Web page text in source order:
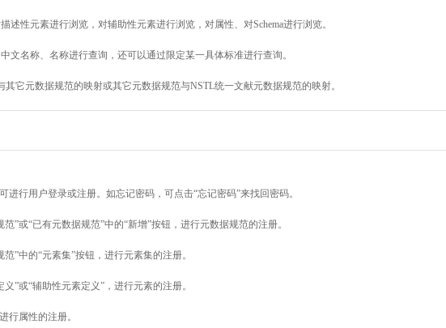
述性元素进行浏览，对辅助性元素进行浏览，对属性、对Schema进行浏览。
文名称、名称进行查询，还可以通过限定某一具体标准进行查询。
它元数据规范的映射或其它元数据规范与NSTL统一文献元数据规范的映射。
进行用户登录或注册。如忘记密码，可点击“忘记密码”来找回密码。
”或“已有元数据规范”中的“新增”按钮，进行元数据规范的注册。
”中的“元素集”按钮，进行元素集的注册。
”或“辅助性元素定义”，进行元素的注册。
行属性的注册。